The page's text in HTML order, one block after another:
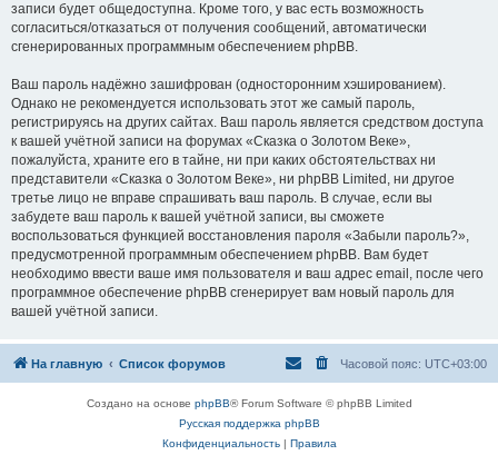
записи будет общедоступна. Кроме того, у вас есть возможность
согласиться/отказаться от получения сообщений, автоматически
сгенерированных программным обеспечением phpBB.
Ваш пароль надёжно зашифрован (односторонним хэшированием).
Однако не рекомендуется использовать этот же самый пароль,
регистрируясь на других сайтах. Ваш пароль является средством доступа
к вашей учётной записи на форумах «Сказка о Золотом Веке»,
пожалуйста, храните его в тайне, ни при каких обстоятельствах ни
представители «Сказка о Золотом Веке», ни phpBB Limited, ни другое
третье лицо не вправе спрашивать ваш пароль. В случае, если вы
забудете ваш пароль к вашей учётной записи, вы сможете
воспользоваться функцией восстановления пароля «Забыли пароль?»,
предусмотренной программным обеспечением phpBB. Вам будет
необходимо ввести ваше имя пользователя и ваш адрес email, после чего
программное обеспечение phpBB сгенерирует вам новый пароль для
вашей учётной записи.
На главную Список форумов Часовой пояс: UTC+03:00
Создано на основе phpBB® Forum Software © phpBB Limited
Русская поддержка phpBB
Конфиденциальность| Правила